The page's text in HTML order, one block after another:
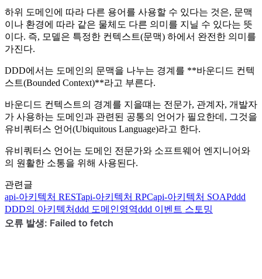
하위 도메인에 따라 다른 용어를 사용할 수 있다는 것은, 문맥
이나 환경에 따라 같은 물체도 다른 의미를 지닐 수 있다는 뜻
이다. 즉, 모델은 특정한 컨텍스트(문맥) 하에서 완전한 의미를
가진다.
DDD에서는 도메인의 문맥을 나누는 경계를 **바운디드 컨텍
스트(Bounded Context)**라고 부른다.
바운디드 컨텍스트의 경계를 지을떄는 전문가, 관계자, 개발자
가 사용하는 도메인과 관련된 공통의 언어가 필요한데, 그것을
유비쿼터스 언어(Ubiquitous Language)라고 한다.
유비쿼터스 언어는 도메인 전문가와 소프트웨어 엔지니어와
의 원활한 소통을 위해 사용된다.
관련글
api-아키텍처 RESTapi-아키텍처 RPCapi-아키텍처 SOAPddd
DDD의 아키텍처ddd 도메인영역ddd 이벤트 스토밍